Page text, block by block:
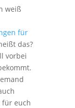
weiß
für
das?
vorbei
für euch